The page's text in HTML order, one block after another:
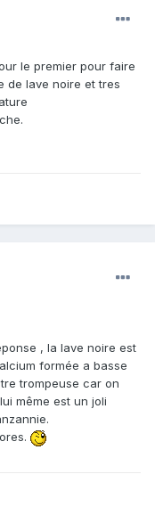
le premier pour faire
de lave noire et tres
, la lave noire est
formée a basse
trompeuse car on
même est un joli